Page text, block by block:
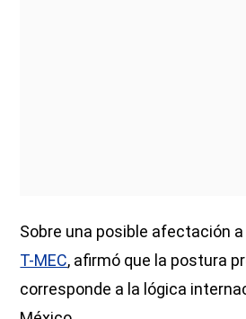
Sobre una posible afectación a
T-MEC, afirmó que la postura
corresponde a la lógica